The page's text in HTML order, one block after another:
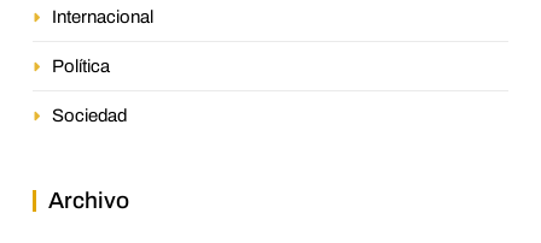
Internacional
Política
Sociedad
Archivo